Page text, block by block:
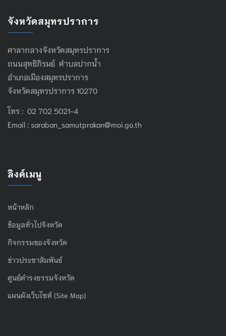
จังหวัดสมุทรปราการ
ศาลากลางจังหวัดสมุทรปราการ
ถนนสุทธิภิรมย์ ตำบลปากน้ำ
อำเภอเมืองสมุทรปราการ
จังหวัดสมุทรปราการ 10270
โทร : 02 702 5021-4
Email : saraban_samutprakan@moi.go.th
ลิงค์เมนู
หน้าหลัก
ข้อมูลทั่วไปจังหวัด
กิจกรรมของจังหวัด
ข่าวประชาสัมพันธ์
ศูนย์ดำรงธรรมจังหวัด
แผนผังเว็บไซต์ (Site Map)